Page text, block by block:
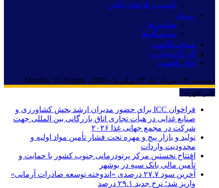
کسب و کارهای آنلاین
رویداد
همایش‌ها
نمایشگاه‌ها
شفاف‌نگاشت
گذرگاه تجارت
اتاق واقعیت
دوشنبه, ۱۹ مرداد , ۱۴۰۵ برابر با - Monday, 10 August , 2026
خبر فوری :
فراخوان ICC برای حضور مدیران ارشد بخش کشاورزی و
صنایع غذایی در هیأت تجاری اتاق بازرگانی بین المللی جهت
شرکت در مجمع جهانی غذا ۲۰۲۶
تولید و بازار پیچ و مهره تحت فشار تأمین مواد اولیه و
محدودیت واردات
افتتاح نخستین مرکز پرتودرمانی جنوب کشور با حمایت و
تأمین مالی بانک سپه در بوشهر
آخرین سود ۲۷.۷ درصدی «اندوخته توسعه صادرات آرمانی»
واریز شد؛ نرخ جدید ۲۹.۱ درصد